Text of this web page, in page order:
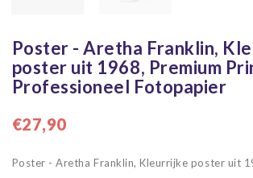
Poster - Aretha Franklin,
poster uit 1968, Premium
Professioneel Fotopapier
€27,90
Poster - Aretha Franklin, Kleurrijke poster uit